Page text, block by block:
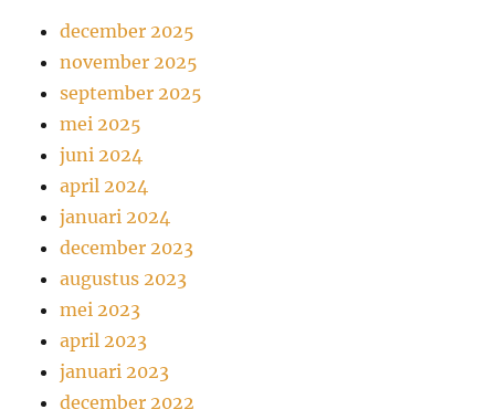
december 2025
november 2025
september 2025
mei 2025
juni 2024
april 2024
januari 2024
december 2023
augustus 2023
mei 2023
april 2023
januari 2023
december 2022